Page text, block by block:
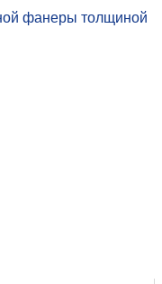
фанеры толщиной